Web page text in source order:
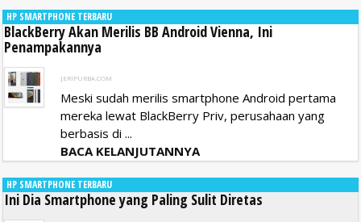
HP SMARTPHONE TERBARU
BlackBerry Akan Merilis BB Android Vienna, Ini
Penampakannya
JERIPURBA.COM
Meski sudah merilis smartphone Android pertama
mereka lewat BlackBerry Priv, perusahaan yang
berbasis di ...
BACA KELANJUTANNYA
HP SMARTPHONE TERBARU
Ini Dia Smartphone yang Paling Sulit Diretas